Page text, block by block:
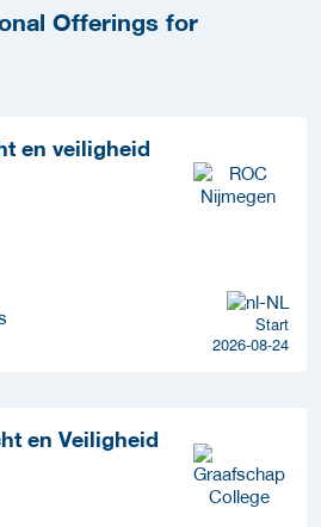
Offerings for
en veiligheid
Start
2026-08-24
en Veiligheid